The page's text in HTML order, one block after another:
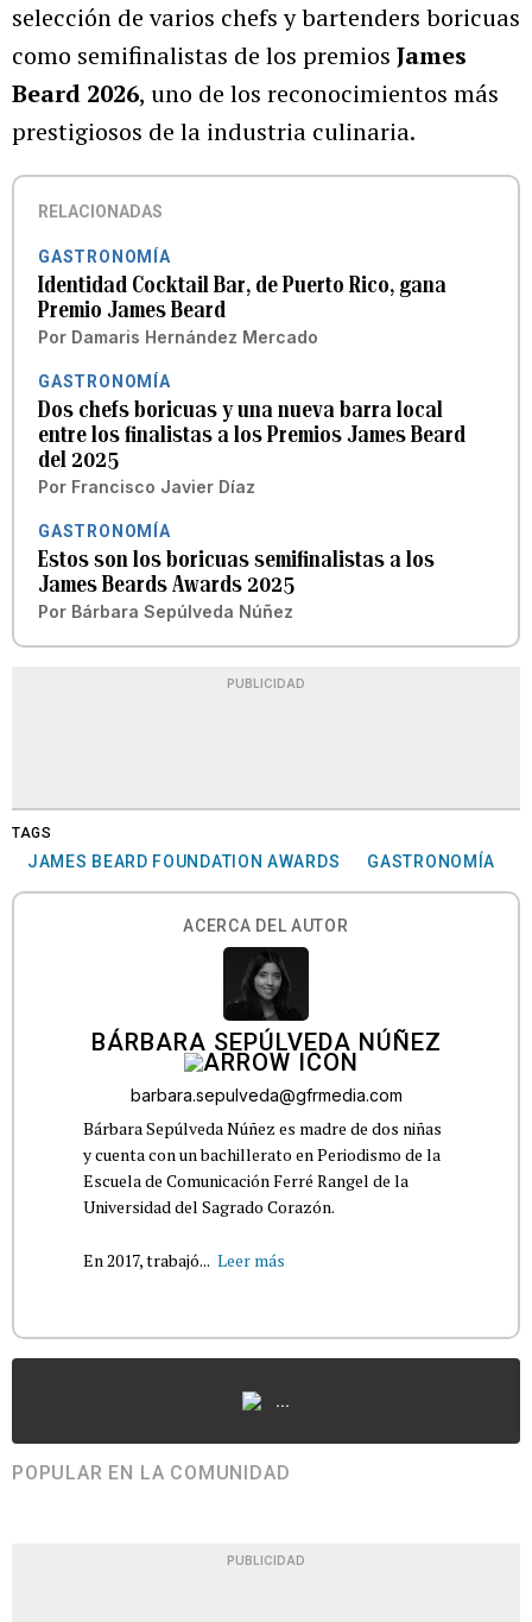
selección de varios chefs y bartenders boricuas
como semifinalistas de los premios James
Beard 2026, uno de los reconocimientos más
prestigiosos de la industria culinaria.
RELACIONADAS
GASTRONOMÍA
Identidad Cocktail Bar, de Puerto Rico, gana
Premio James Beard
Por Damaris Hernández Mercado
GASTRONOMÍA
Dos chefs boricuas y una nueva barra local
entre los finalistas a los Premios James Beard
del 2025
Por Francisco Javier Díaz
GASTRONOMÍA
Estos son los boricuas semifinalistas a los
James Beards Awards 2025
Por Bárbara Sepúlveda Núñez
PUBLICIDAD
TAGS
JAMES BEARD FOUNDATION AWARDS GASTRONOMÍA
ACERCA DEL AUTOR
BÁRBARA SEPÚLVEDA NÚÑEZ
barbara.sepulveda@gfrmedia.com
Bárbara Sepúlveda Núñez es madre de dos niñas
y cuenta con un bachillerato en Periodismo de la
Escuela de Comunicación Ferré Rangel de la
Universidad del Sagrado Corazón.
En 2017, trabajó... Leer más
...
POPULAR EN LA COMUNIDAD
PUBLICIDAD